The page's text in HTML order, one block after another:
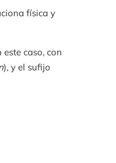
física y
este caso, con
), y el sufijo